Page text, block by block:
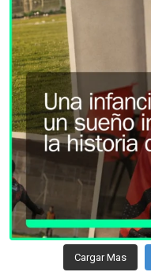
Cargar Mas